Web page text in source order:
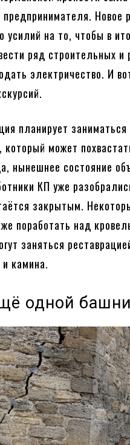
предпринимателя. Новое
усилий на то, чтобы в
ряд строительных
электричество. И
планирует
который может
нынешнее состояние
КП уже
закрытым.
поработать над
заняться
камина.
одной башни